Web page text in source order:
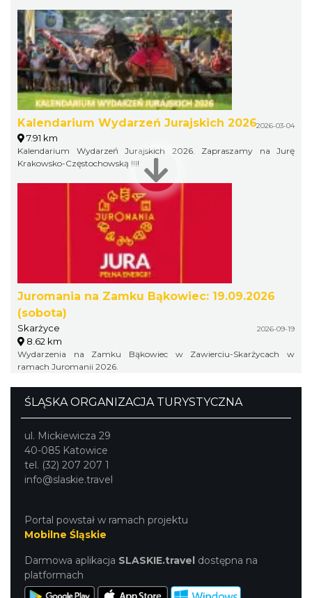
Kalendarium Wydarzeń Jurajskich 20262026-03-04
7.91 km
Kalendarium Wydarzeń Jurajskich 2026. Zapraszamy na Jurę
Krakowsko-Częstochowską !!!!
Juromania na Zamku Bąkowiec: 19.09.2026
(sobota)
Skarżyce 2026-09-19
8.62 km
Wydarzenia na Zamku Bąkowiec w Zawierciu-Skarżycach w
ramach Juromanii 2026.
ŚLĄSKA ORGANIZACJA TURYSTYCZNA
ul. Mickiewicza 29
40-085 Katowice
tel. (32) 207 207 1
info@slaskie.travel
Portal powstał w ramach projektu
Mobilne Śląskie
Darmowa aplikacja SLASKIE.travel dostępna na
platformach